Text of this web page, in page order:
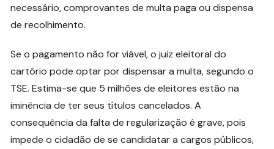
necessário, comprovantes de multa paga ou dispensa
de recolhimento.
Se o pagamento não for viável, o juiz eleitoral do
cartório pode optar por dispensar a multa, segundo o
TSE. Estima-se que 5 milhões de eleitores estão na
iminência de ter seus títulos cancelados. A
consequência da falta de regularização é grave, pois
impede o cidadão de se candidatar a cargos públicos,